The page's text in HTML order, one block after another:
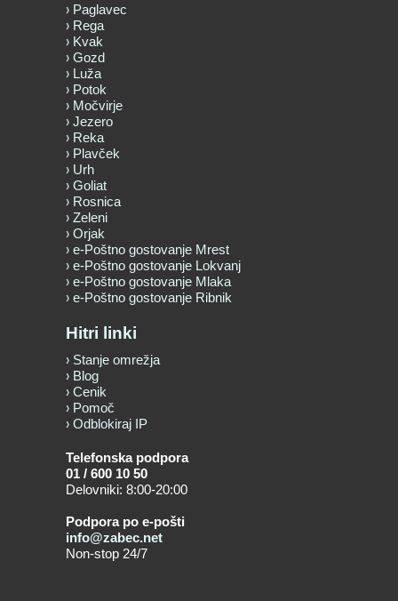
Paglavec
Rega
Kvak
Gozd
Luža
Potok
Močvirje
Jezero
Reka
Plavček
Urh
Goliat
Rosnica
Zeleni
Orjak
e-Poštno gostovanje Mrest
e-Poštno gostovanje Lokvanj
e-Poštno gostovanje Mlaka
e-Poštno gostovanje Ribnik
Hitri linki
Stanje omrežja
Blog
Cenik
Pomoč
Odblokiraj IP
Telefonska podpora
01 / 600 10 50
Delovniki: 8:00-20:00
Podpora po e-pošti
info@zabec.net
Non-stop 24/7